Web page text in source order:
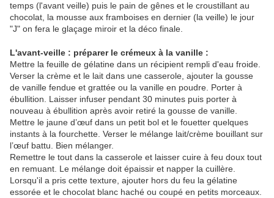
temps (l'avant veille) puis le pain de gênes et le croustillant au
chocolat, la mousse aux framboises en dernier (la veille) le jour
"J" on fera le glaçage miroir et la déco finale.
L'avant-veille : préparer le crémeux à la vanille :
Mettre la feuille de gélatine dans un récipient rempli d'eau froide.
Verser la crème et le lait dans une casserole, ajouter la gousse
de vanille fendue et grattée ou la vanille en poudre. Porter à
ébullition. Laisser infuser pendant 30 minutes puis porter à
nouveau à ébullition après avoir retiré la gousse de vanille.
Mettre le jaune d’œuf dans un petit bol et le fouetter quelques
instants à la fourchette. Verser le mélange lait/crème bouillant sur
l’œuf battu. Bien mélanger.
Remettre le tout dans la casserole et laisser cuire à feu doux tout
en remuant. Le mélange doit épaissir et napper la cuillère.
Lorsqu'il a pris cette texture, ajouter hors du feu la gélatine
essorée et le chocolat blanc haché ou coupé en petits morceaux.